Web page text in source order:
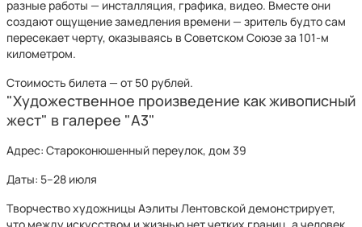
разные работы — инсталляция, графика, видео. Вместе они
создают ощущение замедления времени — зритель будто сам
пересекает черту, оказываясь в Советском Союзе за 101-м
километром.
Стоимость билета — от 50 рублей.
"Художественное произведение как живописный
жест" в галерее "А3"
Адрес: Староконюшенный переулок, дом 39
Даты: 5–28 июля
Творчество художницы Аэлиты Лентовской демонстрирует,